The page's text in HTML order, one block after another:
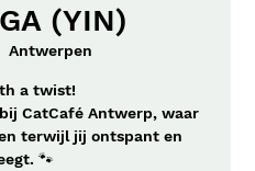
(YIN)
Antwerpen
a twist!
CatCafé Antwerp, waar
terwijl jij ontspant en
🐾